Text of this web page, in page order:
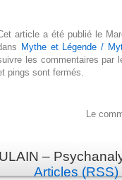
article a été publié le
Mythe et Légende /
les commentaires par
pings sont fermés.
Le
–
Articles (RSS)